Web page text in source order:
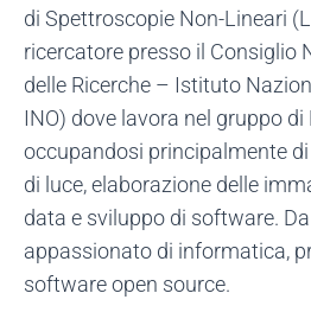
di Spettroscopie Non-Lineari
ricercatore presso il Consiglio
delle Ricerche – Istituto
INO) dove lavora nel gruppo
occupandosi principalmente
di luce, elaborazione delle
data e sviluppo di software.
appassionato di informatica,
software open source.